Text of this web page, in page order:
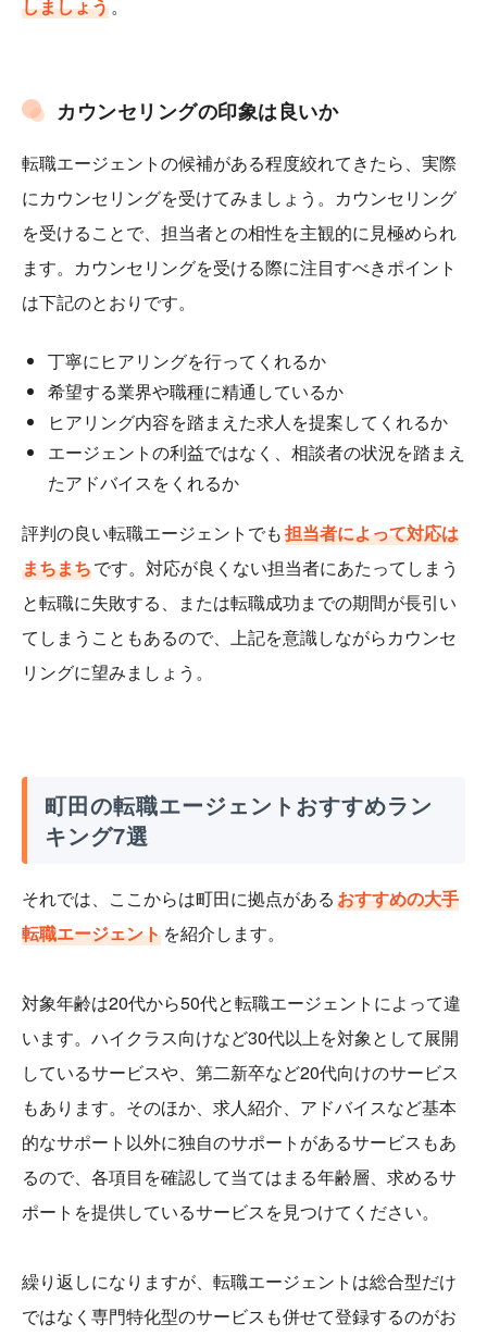
しましょう。
カウンセリングの印象は良いか
転職エージェントの候補がある程度絞れてきたら、実際
にカウンセリングを受けてみましょう。カウンセリング
を受けることで、担当者との相性を主観的に見極められ
ます。カウンセリングを受ける際に注目すべきポイント
は下記のとおりです。
丁寧にヒアリングを行ってくれるか
希望する業界や職種に精通しているか
ヒアリング内容を踏まえた求人を提案してくれるか
エージェントの利益ではなく、相談者の状況を踏まえ
たアドバイスをくれるか
評判の良い転職エージェントでも担当者によって対応は
まちまちです。対応が良くない担当者にあたってしまう
と転職に失敗する、または転職成功までの期間が長引い
てしまうこともあるので、上記を意識しながらカウンセ
リングに望みましょう。
町田の転職エージェントおすすめラン
キング7選
それでは、ここからは町田に拠点があるおすすめの大手
転職エージェントを紹介します。
対象年齢は20代から50代と転職エージェントによって違
います。ハイクラス向けなど30代以上を対象として展開
しているサービスや、第二新卒など20代向けのサービス
もあります。そのほか、求人紹介、アドバイスなど基本
的なサポート以外に独自のサポートがあるサービスもあ
るので、各項目を確認して当てはまる年齢層、求めるサ
ポートを提供しているサービスを見つけてください。
繰り返しになりますが、転職エージェントは総合型だけ
ではなく専門特化型のサービスも併せて登録するのがお